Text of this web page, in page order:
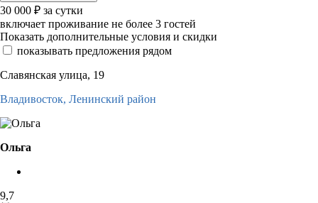
30 000 ₽ за сутки
включает проживание не более 3 гостей
Показать дополнительные условия и скидки
показывать предложения рядом
Славянская улица, 19
Владивосток, Ленинский район
Ольга
9,7